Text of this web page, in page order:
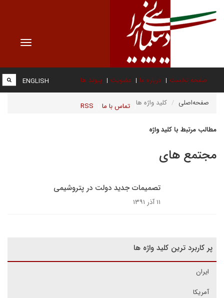
Toggle
صفحه نخست درباره ما عضویت پیوند ها
تماس با ما RSS
ENGLISH
صفحه‌اصلی کلید واژه ها
مطالب مرتبط با کلید واژه
مجتمع های
تصمیمات جدید دولت در پتروشیمی
۱۱ آذر ۱۳۹۱
پر کاربرد ترین کلید واژه ها
ایران
آمریکا